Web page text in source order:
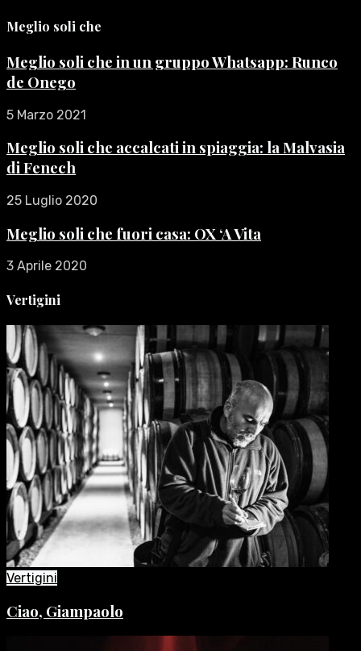
Meglio soli che
Meglio soli che in un gruppo Whatsapp: Runco
de Onego
5 Marzo 2021
Meglio soli che accalcati in spiaggia: la Malvasia
di Fenech
25 Luglio 2020
Meglio soli che fuori casa: OX ‘A Vita
3 Aprile 2020
Vertigini
Vertigini
Ciao, Giampaolo